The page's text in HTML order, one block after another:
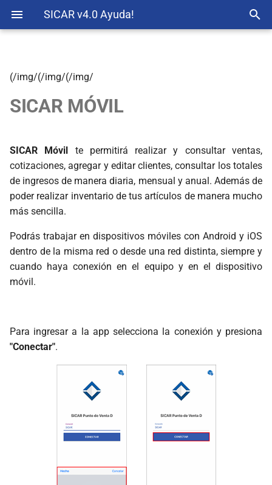
SICAR v4.0 Ayuda!
Instalación
Activación de Licencia
Activación de Plugins
Artículos
Paquetes
Inventarios
Compras
Abonos a Créditos
Insumos
Platillos
Zonas y Mesas
Comandero
Cocina
Meseros y Empleados
Nube SICAR
Traspasos
SICAR v4.x
Sugerencias
(/img/(/img/(/img/
SICAR MÓVIL
SICAR Móvil te permitirá realizar y consultar ventas,
cotizaciones, agregar y editar clientes, consultar los totales
de ingresos de manera diaria, mensual y anual. Además de
poder realizar inventario de tus artículos de manera mucho
más sencilla.
Podrás trabajar en dispositivos móviles con Android y iOS
dentro de la misma red o desde una red distinta, siempre y
cuando haya conexión en el equipo y en el dispositivo
móvil.
Para ingresar a la app selecciona la conexión y presiona
"Conectar".